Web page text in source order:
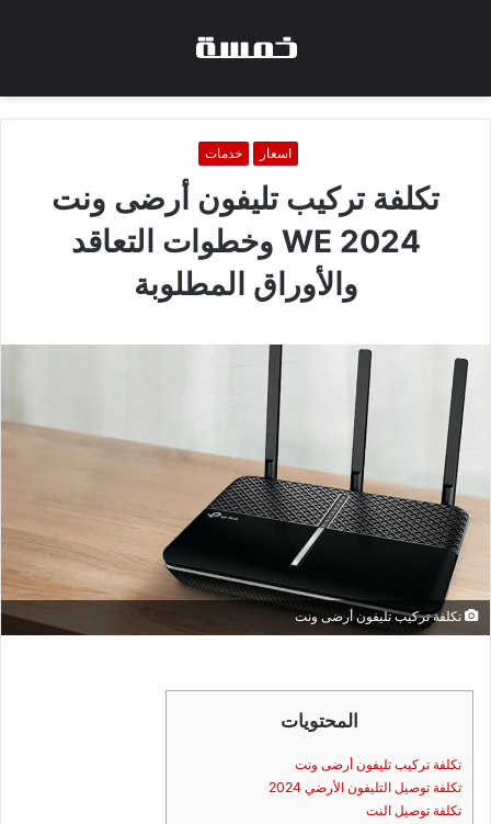
اسعار خدمات
تكلفة تركيب تليفون أرضى ونت
WE 2024 وخطوات التعاقد
والأوراق المطلوبة
تكلفة تركيب تليفون أرضى ونت
المحتويات
تكلفة تركيب تليفون أرضى ونت
تكلفة توصيل التليفون الأرضي 2024
تكلفة توصيل النت